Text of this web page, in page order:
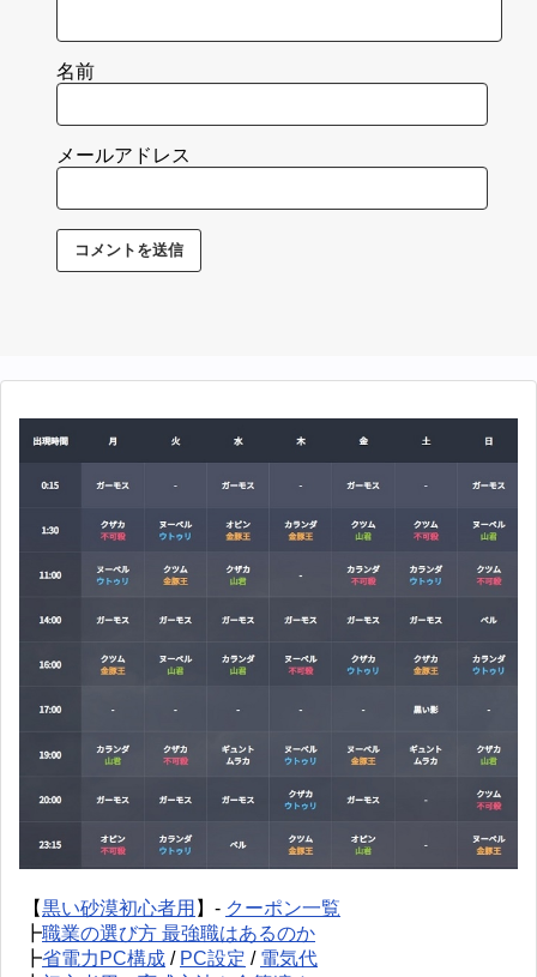
名前
メールアドレス
【黒い砂漠初心者用 】- クーポン一覧
┣職業の選び方 最強職はあるのか
┣省電力PC構成 / PC設定 / 電気代